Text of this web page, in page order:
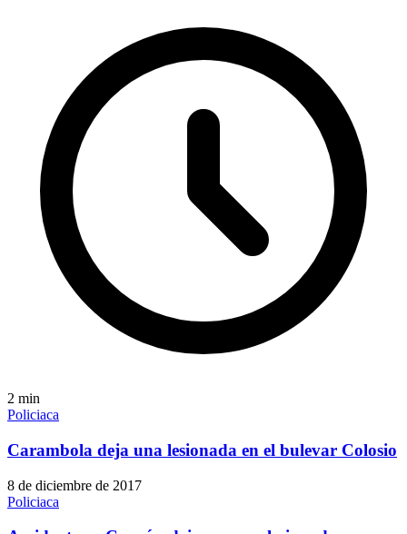
2 min
Policiaca
Carambola deja una lesionada en el bulevar Colosio
8 de diciembre de 2017
Policiaca